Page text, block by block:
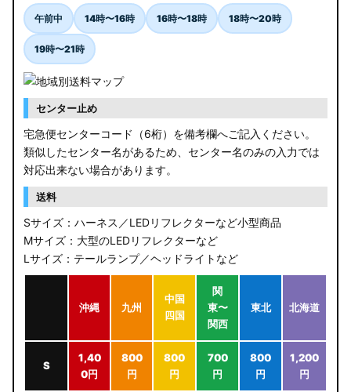
午前中 14時〜16時 16時〜18時 18時〜20時
19時〜21時
センター止め
宅急便センターコード（6桁）を備考欄へご記入ください。
類似したセンター名があるため、センター名のみの入力では
対応出来ない場合があります。
送料
Sサイズ：ハーネス／LEDリフレクターなど小型商品
Mサイズ：大型のLEDリフレクターなど
Lサイズ：テールランプ／ヘッドライトなど
沖縄 九州
中国
四国
関
東〜
関西
東北 北海道
S
1,40
0円
800
円
800
円
700
円
800
円
1,200
円